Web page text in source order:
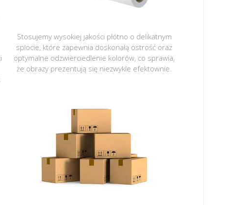
Stosujemy wysokiej jakości płótno o delikatnym
splocie, które zapewnia doskonałą ostrość oraz
optymalne odzwierciedlenie kolorów, co sprawia,
że obrazy prezentują się niezwykle efektownie.